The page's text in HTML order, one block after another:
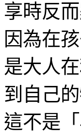
享時反
因為在
是大人
到自己
這不是